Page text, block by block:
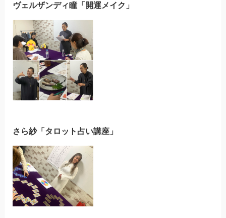
ヴェルザンディ瞳「開運メイク」
さら紗「タロット占い講座」